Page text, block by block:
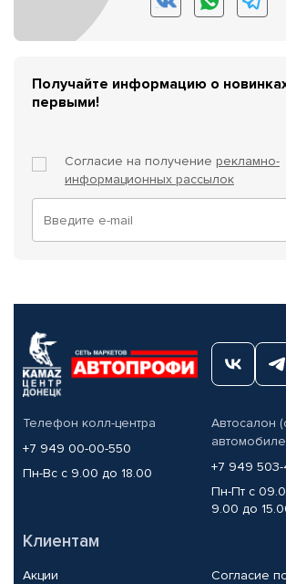
Получайте информацию о
первыми!
Согласие на получение рекламно-
информационных рассылок
Телефон колл-центра
+7 949 00-00-550
Пн-Вс с 9.00 до 18.00
Автосалон
+7 949 503-
Пн-Пт с
9.00 до
Клиентам
Акции
Согласие